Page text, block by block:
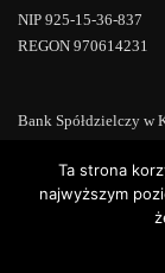
NIP 925-15-36-837
REGON 970614231
Bank Spółdzielczy w
Ta strona
najwyższym